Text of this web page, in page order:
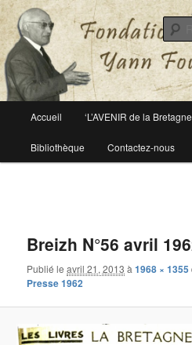
Fondation Yann
Le site officiel de la fondation Yann
principal
Aller
au
Accueil ‘L’AVENIR de la
Bibliothèque Contactez-nous
Breizh N°56 avril
Publié leavril 21, 2013 à1968 × 1355
Presse 1962